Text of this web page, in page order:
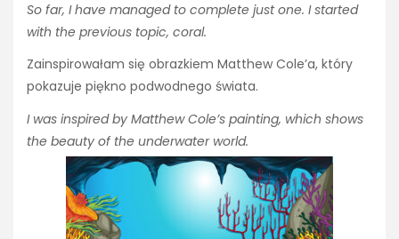
So far, I have managed to complete just one. I started
with the previous topic, coral.
Zainspirowałam się obrazkiem Matthew Cole’a, który
pokazuje piękno podwodnego świata.
I was inspired by Matthew Cole’s painting, which shows
the beauty of the underwater world.